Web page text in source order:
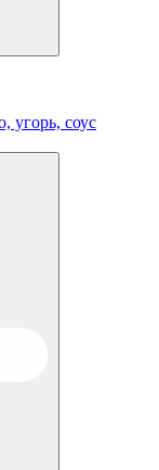
угорь, соус